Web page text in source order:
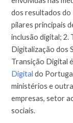
dos resultados do
pilares principais
inclusão digital; 2.
Digitalização dos
Transição Digital
Digital do
ministérios e
empresas, setor
sociais.